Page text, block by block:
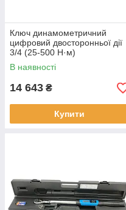
Ключ динамометричний
цифровий двосторонньої дії
3/4 (25-500 Н·м)
PROTESTER AWJ6-500
В наявності
14 643 ₴
Купити